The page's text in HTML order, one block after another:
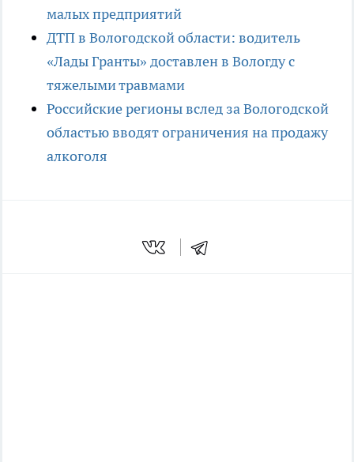
малых предприятий
ДТП в Вологодской области: водитель
«Лады Гранты» доставлен в Вологду с
тяжелыми травмами
Российские регионы вслед за Вологодской
областью вводят ограничения на продажу
алкоголя